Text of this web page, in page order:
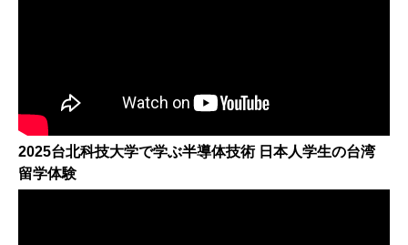
2025台北科技大学で学ぶ半導体技術 日本人学生の台湾
留学体験